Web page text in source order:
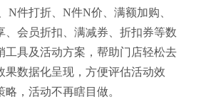
N件打折、N件N价、满额加购、
、会员折扣、满减券、折扣券等数
工具及活动方案，帮助门店轻松去
果数据化呈现，方便评估活动效
策略，活动不再瞎目做。